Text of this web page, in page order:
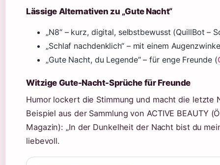
Lässige Alternativen zu „Gute Nacht“
„N8“ – kurz, digital, selbstbewusst (QuillBot –
„Schlaf nachdenklich“ – mit einem
„Gute Nacht, du Legende“ – für enge Freunde (
Witzige Gute-Nacht-Sprüche für Freunde
Humor lockert die Stimmung und macht die letzte
Beispiel aus der Sammlung von ACTIVE BEAUTY
Magazin): „In der Dunkelheit der Nacht bist du
liebevoll.